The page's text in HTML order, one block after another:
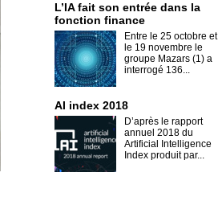
L’IA fait son entrée dans la
fonction finance
Entre le 25 octobre et
le 19 novembre le
groupe Mazars (1) a
interrogé 136...
AI index 2018
D’après le rapport
annuel 2018 du
Artificial Intelligence
Index produit par...